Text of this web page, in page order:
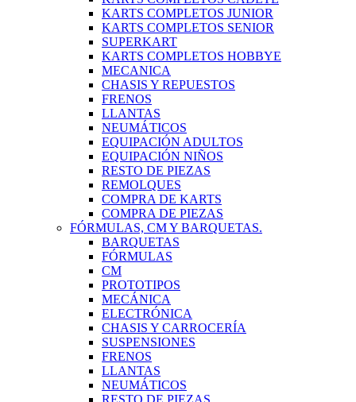
KARTS COMPLETOS JUNIOR
KARTS COMPLETOS SENIOR
SUPERKART
KARTS COMPLETOS HOBBYE
MECANICA
CHASIS Y REPUESTOS
FRENOS
LLANTAS
NEUMÁTICOS
EQUIPACIÓN ADULTOS
EQUIPACIÓN NIÑOS
RESTO DE PIEZAS
REMOLQUES
COMPRA DE KARTS
COMPRA DE PIEZAS
FÓRMULAS, CM Y BARQUETAS.
BARQUETAS
FÓRMULAS
CM
PROTOTIPOS
MECÁNICA
ELECTRÓNICA
CHASIS Y CARROCERÍA
SUSPENSIONES
FRENOS
LLANTAS
NEUMÁTICOS
RESTO DE PIEZAS